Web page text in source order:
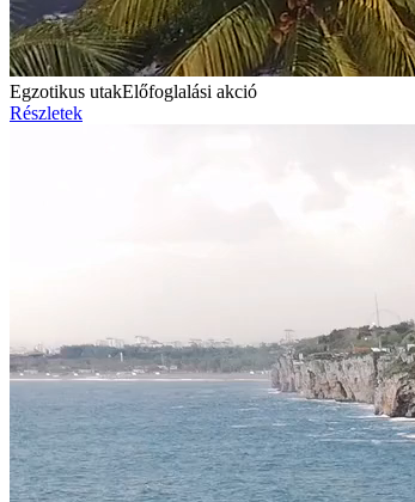
Egzotikus utakElőfoglalási akció
Részletek